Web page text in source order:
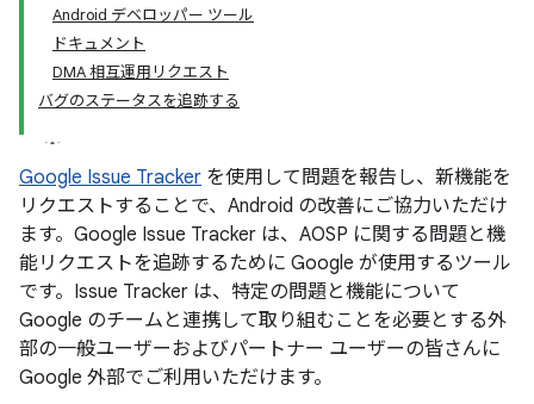
Android デベロッパー ツール
ドキュメント
DMA 相互運用リクエスト
バグのステータスを追跡する
Google Issue Tracker を使用して問題を報告し、新機能を
リクエストすることで、Android の改善にご協力いただけ
ます。Google Issue Tracker は、AOSP に関する問題と機
能リクエストを追跡するために Google が使用するツール
です。Issue Tracker は、特定の問題と機能について
Google のチームと連携して取り組むことを必要とする外
部の一般ユーザーおよびパートナー ユーザーの皆さんに
Google 外部でご利用いただけます。